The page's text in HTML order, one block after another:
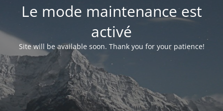
Le mode maintenance est
activé
Site will be available soon. Thank you for your patience!